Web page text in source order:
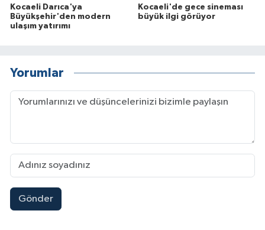
Kocaeli Darıca'ya
Büyükşehir'den modern
ulaşım yatırımı
Kocaeli'de gece sineması
büyük ilgi görüyor
Yorumlar
Gönder